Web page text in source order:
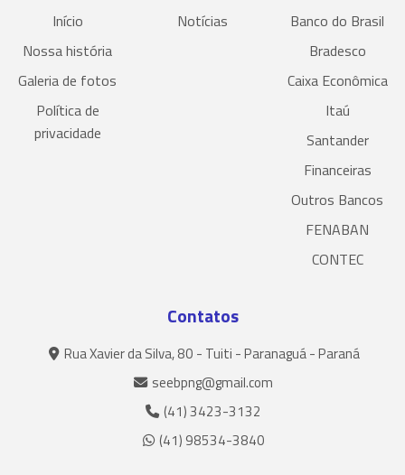
Início
Nossa história
Galeria de fotos
Política de
privacidade
Notícias
Banco do Brasil
Bradesco
Caixa Econômica
Itaú
Santander
Financeiras
Outros Bancos
FENABAN
CONTEC
Contatos
Rua Xavier da Silva, 80 - Tuiti - Paranaguá - Paraná
seebpng@gmail.com
(41) 3423-3132
(41) 98534-3840